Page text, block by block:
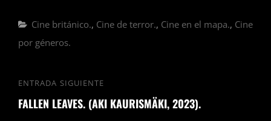
Categorías
Cine británico., Cine de terror., Cine en el mapa., Cine
por géneros.
Navegación
de
Entrada
siguiente
ENTRADA SIGUIENTE
FALLEN LEAVES. (AKI KAURISMÄKI, 2023).